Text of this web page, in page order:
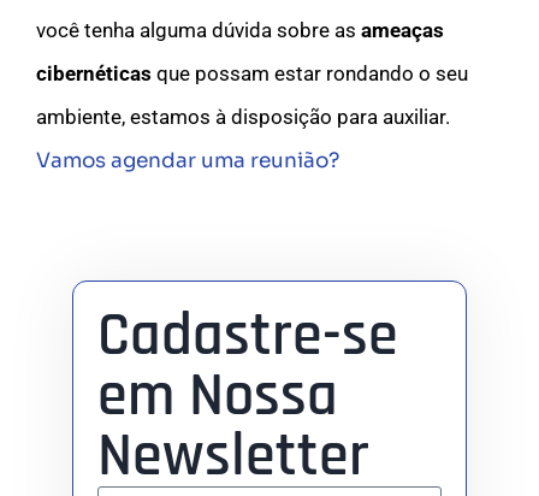
você tenha alguma dúvida sobre as ameaças
cibernéticas que possam estar rondando o seu
ambiente, estamos à disposição para auxiliar.
Vamos agendar uma reunião?
Cadastre-se
em Nossa
Newsletter